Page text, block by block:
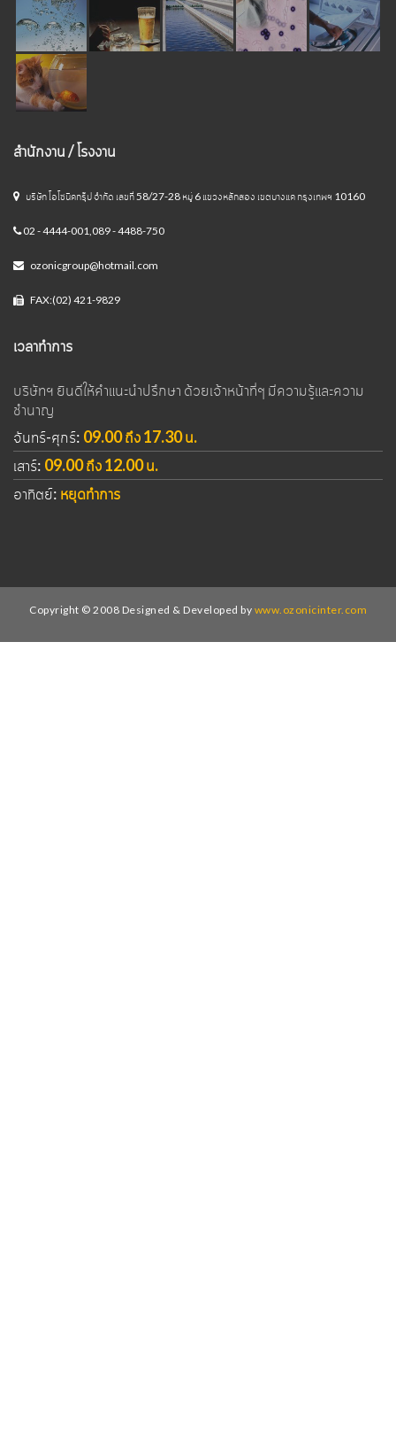
สำนักงาน / โรงงาน
บริษัท โอโซนิคกรุ๊ป จำกัด เลขที่ 58/27-28 หมู่ 6 แขวงหลักสอง เขตบางแค กรุงเทพฯ 10160
02 - 4444-001,089 - 4488-750
ozonicgroup@hotmail.com
FAX:(02) 421-9829
เวลาทำการ
บริษัทฯ ยินดีให้คำแนะนำปรึกษา ด้วยเจ้าหน้าที่ๆ มีความรู้และความ
ชำนาญ
จันทร์-ศุกร์: 09.00 ถึง 17.30 น.
เสาร์: 09.00 ถึง 12.00 น.
อาทิตย์: หยุดทำการ
Copyright © 2008 Designed & Developed by www.ozonicinter.com